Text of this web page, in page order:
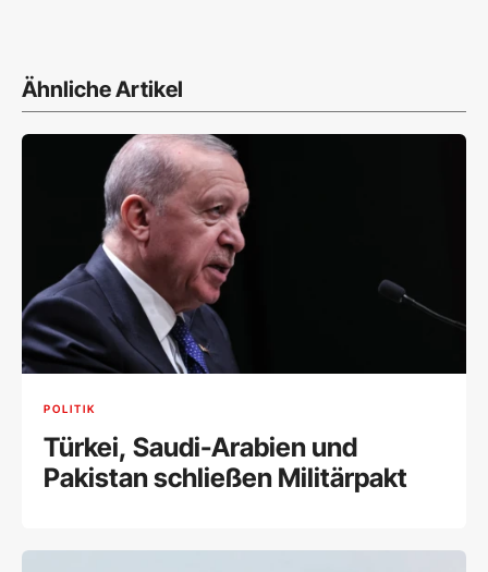
Ähnliche Artikel
POLITIK
Türkei, Saudi-Arabien und
Pakistan schließen Militärpakt